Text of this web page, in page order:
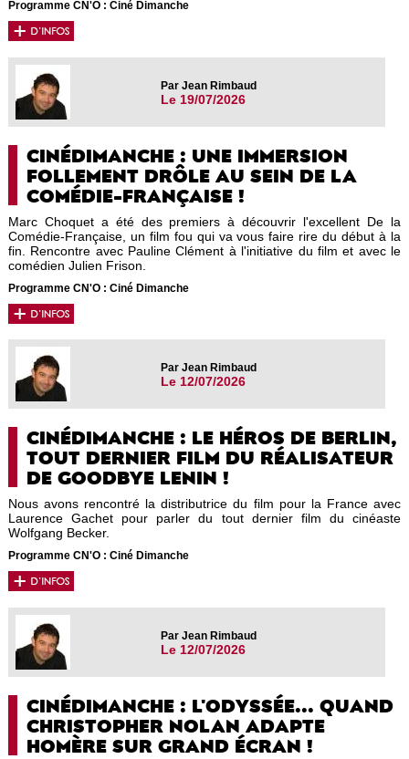
Programme CN'O : Ciné Dimanche
Par Jean Rimbaud
Le 19/07/2026
CINÉDIMANCHE : UNE IMMERSION
FOLLEMENT DRÔLE AU SEIN DE LA
COMÉDIE-FRANÇAISE !
Marc Choquet a été des premiers à découvrir l'excellent De la
Comédie-Française, un film fou qui va vous faire rire du début à la
fin. Rencontre avec Pauline Clément à l'initiative du film et avec le
comédien Julien Frison.
Programme CN'O : Ciné Dimanche
Par Jean Rimbaud
Le 12/07/2026
CINÉDIMANCHE : LE HÉROS DE BERLIN,
TOUT DERNIER FILM DU RÉALISATEUR
DE GOODBYE LENIN !
Nous avons rencontré la distributrice du film pour la France avec
Laurence Gachet pour parler du tout dernier film du cinéaste
Wolfgang Becker.
Programme CN'O : Ciné Dimanche
Par Jean Rimbaud
Le 12/07/2026
CINÉDIMANCHE : L'ODYSSÉE... QUAND
CHRISTOPHER NOLAN ADAPTE
HOMÈRE SUR GRAND ÉCRAN !